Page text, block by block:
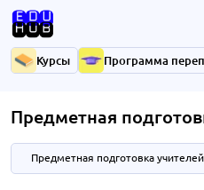
Курсы Программа
Предметная
Предметная подготовка учителей